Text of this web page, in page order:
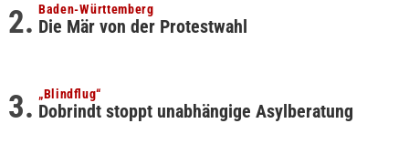
Baden-Württemberg
Die Mär von der Protestwahl
„Blindflug“
Dobrindt stoppt unabhängige Asylberatung